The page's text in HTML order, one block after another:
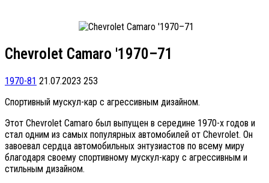
Chevrolet Camaro '1970–71
1970-81 21.07.2023 253
Спортивный мускул-кар с агрессивным дизайном.
Этот Chevrolet Camaro был выпущен в середине 1970-х годов и
стал одним из самых популярных автомобилей от Chevrolet. Он
завоевал сердца автомобильных энтузиастов по всему миру
благодаря своему спортивному мускул-кару с агрессивным и
стильным дизайном.